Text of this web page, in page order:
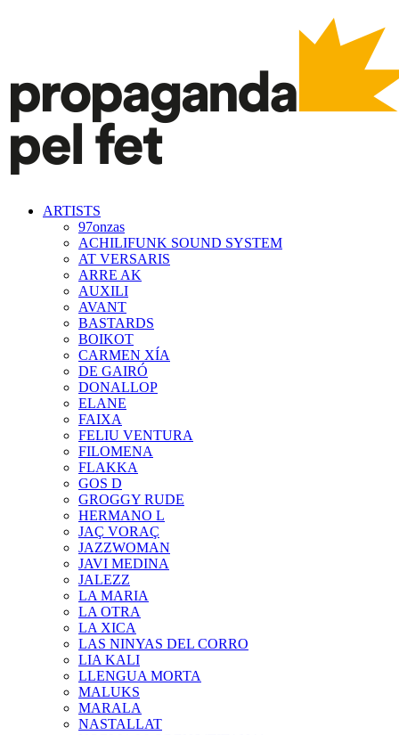
ARTISTS
97onzas
ACHILIFUNK SOUND SYSTEM
AT VERSARIS
ARRE AK
AUXILI
AVANT
BASTARDS
BOIKOT
CARMEN XÍA
DE GAIRÓ
DONALLOP
ELANE
FAIXA
FELIU VENTURA
FILOMENA
FLAKKA
GOS D
GROGGY RUDE
HERMANO L
JAÇ VORAÇ
JAZZWOMAN
JAVI MEDINA
JALEZZ
LA MARIA
LA OTRA
LA XICA
LAS NINYAS DEL CORRO
LIA KALI
LLENGUA MORTA
MALUKS
MARALA
NASTALLAT